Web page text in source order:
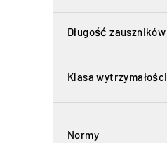
Długość zauszników
Klasa wytrzymałości
Normy